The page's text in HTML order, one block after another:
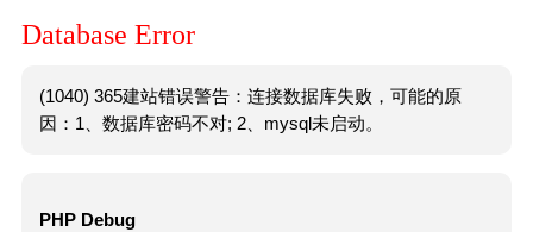
Database Error
(1040) 365建站错误警告：连接数据库失败，可能的原
因：1、数据库密码不对; 2、mysql未启动。
PHP Debug